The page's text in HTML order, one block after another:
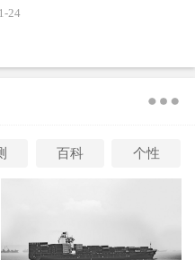
也别灰心，静静等待《诛
格哦，这么好的机会，赶
想被抓取传播，请告知删
24
百科 个性